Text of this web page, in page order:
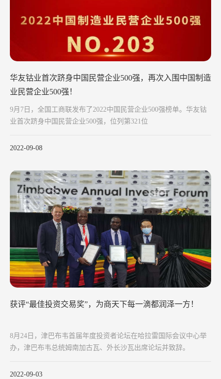
华友钴业首次跻身中国民营企业500强，再次入围中国制造
业民营企业500强！
9月7日，全国工商联发布了2022中国民营企业500强榜单。华友钴
业首次跻身中国民营企业500强，位列第321位
2022-09-08
获评“最佳投资交易奖”，为商天下每一滴都润泽一方！
8月24日，津巴布韦首届年度投资者论坛在哈拉雷国际会议中心举
办，津巴布韦总统姆南加古瓦、外长沙瓦出席论坛并致辞。
2022-09-03